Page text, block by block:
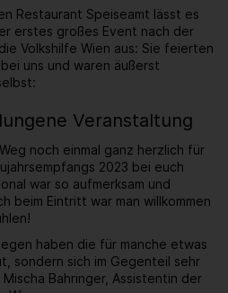
Restaurant Speiseamt lässt es
erstes großes Event nach der
Volkshilfe Wien aus: Sie feierten
uns und waren äußerst
Veranstaltung
noch einmal ganz herzlich für
2023 bei euch
war so aufmerksam und
beim Eintritt war man willkommen
haben die für manche etwas
sondern sich im Gegenteil sehr
Bahringer, Assistentin der